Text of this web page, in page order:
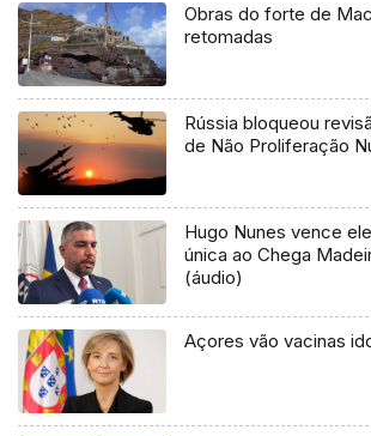
Obras do forte de
retomadas
Rússia bloqueou
de Não Proliferação
Hugo Nunes vence
única ao Chega
(áudio)
Açores vão vacinas